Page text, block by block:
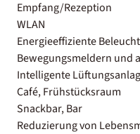
Empfang/Rezeption
WLAN
Energieeffiziente
Bewegungsmeldern und
Intelligente
Café, Frühstücksraum
Snackbar, Bar
Reduzierung von